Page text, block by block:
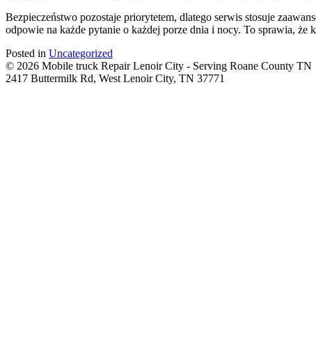
Bezpieczeństwo pozostaje priorytetem, dlatego serwis stosuje
odpowie na każde pytanie o każdej porze dnia i nocy. To sprawia, że
Posted in Uncategorized
© 2026 Mobile truck Repair Lenoir City - Serving Roane County TN
2417 Buttermilk Rd, West Lenoir City, TN 37771